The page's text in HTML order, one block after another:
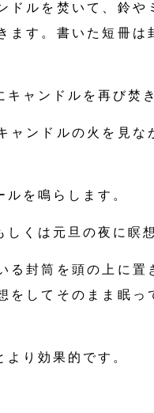
ドルを焚いて、鈴
ます。書いた短冊
ャンドルを再び焚
ャンドルの火を見
を鳴らします。
くは元旦の夜に瞑
る封筒を頭の上に
をしてそのまま眠
り効果的です。